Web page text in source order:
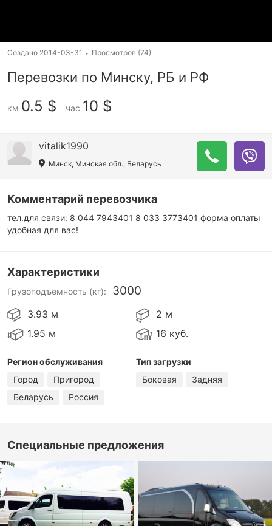
Создано 2014-03-31 Просмотров (74)
Перевозки по Минску, РБ и РФ
км 0.5 $ час 10 $
vitalik1990
Минск, Минская обл., Беларусь
Комментарий перевозчика
тел.для связи: 8 044 7943401 8 033 3773401 форма оплаты
удобная для вас!
Характеристики
Грузоподъемность (кг): 3000
3.93 м
2 м
1.95 м
16 куб.
Регион обслуживания
Город
Пригород
Беларусь
Россия
Тип загрузки
Боковая
Задняя
Специальные предложения